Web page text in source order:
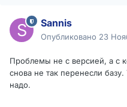
Sannis
Опубликовано 23
Проблемы не с версией, а с
снова не так перенесли
надо.